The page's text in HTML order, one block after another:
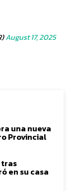
August 17, 2025
una nueva
Provincial
tras
en su casa